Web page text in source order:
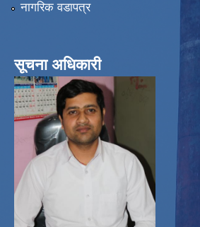
नागरिक वडापत्र
सूचना अधिकारी